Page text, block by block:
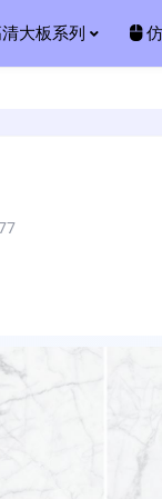
大板系列